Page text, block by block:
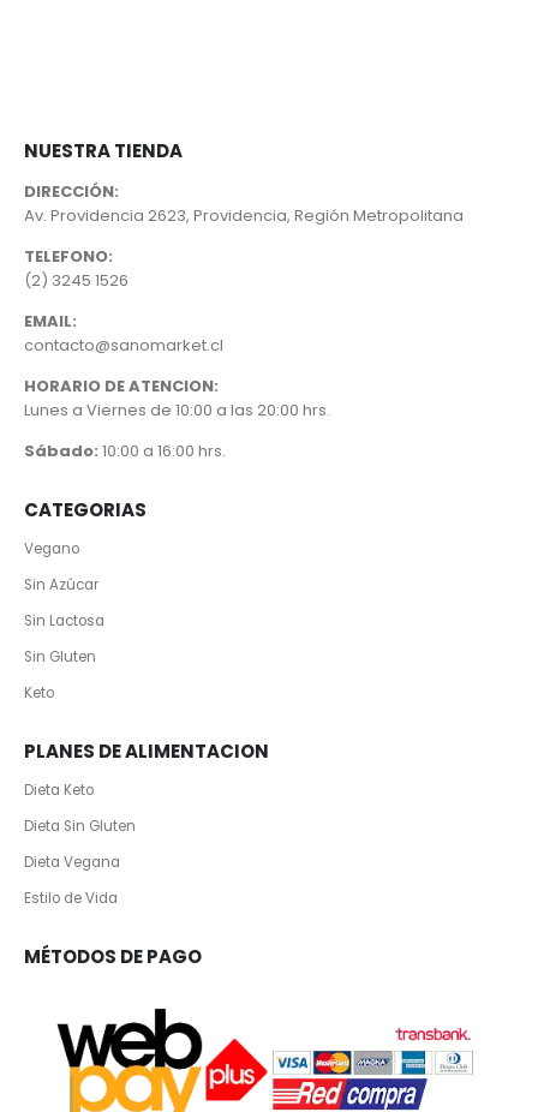
NUESTRA TIENDA
DIRECCIÓN:
Av. Providencia 2623, Providencia, Región Metropolitana
TELEFONO:
(2) 3245 1526
EMAIL:
contacto@sanomarket.cl
HORARIO DE ATENCION:
Lunes a Viernes de 10:00 a las 20:00 hrs.
Sábado: 10:00 a 16:00 hrs.
CATEGORIAS
Vegano
Sin Azúcar
Sin Lactosa
Sin Gluten
Keto
PLANES DE ALIMENTACION
Dieta Keto
Dieta Sin Gluten
Dieta Vegana
Estilo de Vida
MÉTODOS DE PAGO